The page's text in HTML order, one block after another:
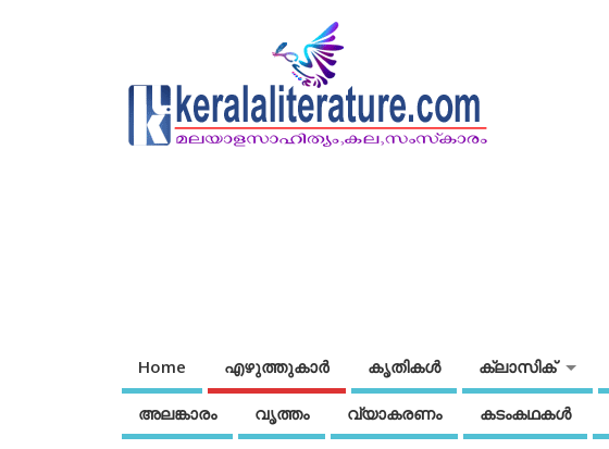
Home എഴുത്തുകാര്‍ കൃതികൾ ക്ലാസിക്
അലങ്കാരം വൃത്തം വ്യാകരണം കടംകഥകള്‍